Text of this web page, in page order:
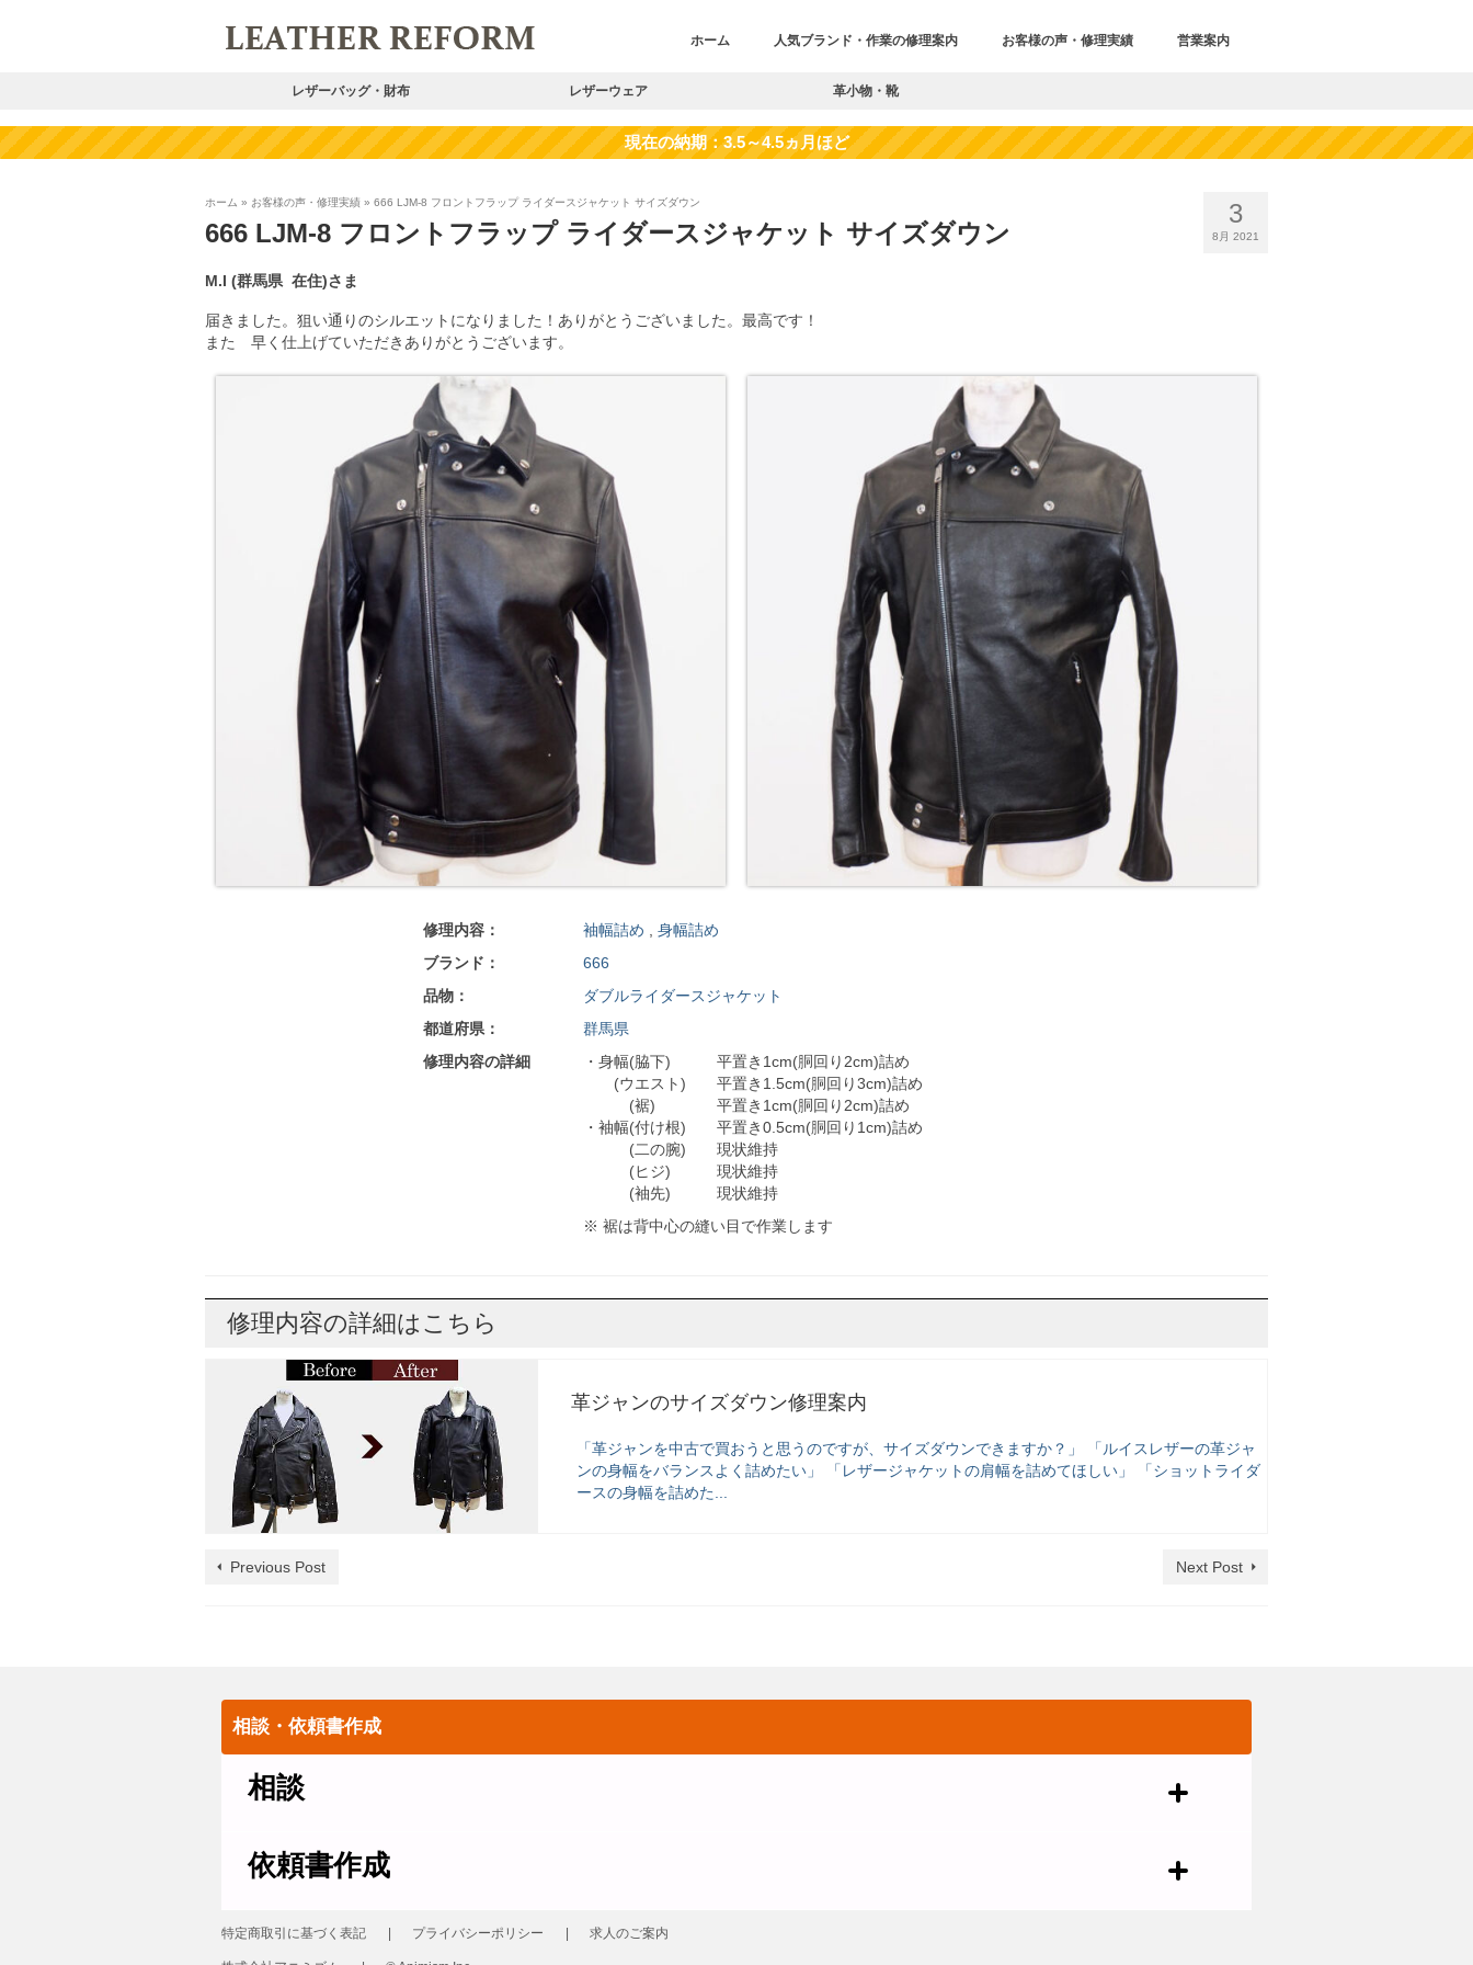
ホーム 人気ブランド・作業の修理案内 お客様の声・修理実績 営業案内
レザーバッグ・財布 レザーウェア 革小物・靴
3
8月 2021
ホーム » お客様の声・修理実績 » 666 LJM-8 フロントフラップ ライダースジャケット サイズダウン
666 LJM-8 フロントフラップ ライダースジャケット サイズダウン
M.I (群馬県 在住)さま
届きました。狙い通りのシルエットになりました！ありがとうございました。最高です！
また 早く仕上げていただきありがとうございます。
修理内容： 袖幅詰め
身幅詰め
ブランド：
666
品物：
ダブルライダースジャケット
都道府県：
群馬県
修理内容の詳細
・身幅(脇下) 平置き1cm(胴回り2cm)詰め
(ウエスト) 平置き1.5cm(胴回り3cm)詰め
(裾) 平置き1cm(胴回り2cm)詰め
・袖幅(付け根) 平置き0.5cm(胴回り1cm)詰め
(二の腕) 現状維持
(ヒジ) 現状維持
(袖先) 現状維持
※ 裾は背中心の縫い目で作業します
修理内容の詳細はこちら
革ジャンのサイズダウン修理案内
「革ジャンを中古で買おうと思うのですが、サイズダウンできますか？」 「ルイスレザーの革ジャ
ンの身幅をバランスよく詰めたい」 「レザージャケットの肩幅を詰めてほしい」 「ショットライダ
ースの身幅を詰めた...
Previous Post Next Post
相談・依頼書作成
相談
依頼書作成
特定商取引に基づく表記 プライバシーポリシー 求人のご案内